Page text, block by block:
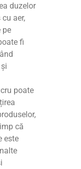
duzelor
aer,
pe
fi
poate
că
este